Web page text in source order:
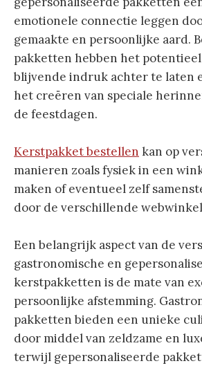
emotionele connectie leggen
gemaakte en persoonlijke aard.
pakketten hebben het potentieel
blijvende indruk achter te laten
het creëren van speciale
de feestdagen.
Kerstpakket bestellen kan op
manieren zoals fysiek in een
maken of eventueel zelf
door de verschillende
Een belangrijk aspect van de
gastronomische en
kerstpakketten is de mate van
persoonlijke afstemming.
pakketten bieden een unieke
door middel van zeldzame en
terwijl gepersonaliseerde